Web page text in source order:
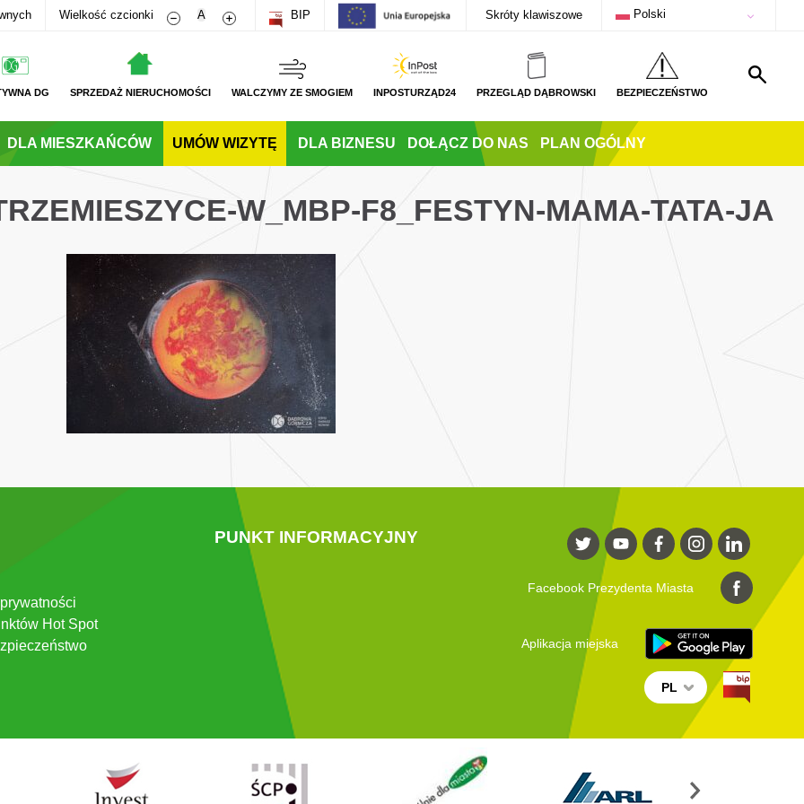
Wielkość czcionki Zmniejsz rozmiar czcionki
A Zwiększ rozmiar czcionki
BIP Skróty klawiszowe Polski
DG SPRZEDAŻ NIERUCHOMOŚCI WALCZYMY ZE SMOGIEM INPOSTURZĄD24 PRZEGLĄD DĄBROWSKI BEZPIECZEŃSTWO
DLA MIESZKAŃCÓW UMÓW WIZYTĘ DLA BIZNESU DOŁĄCZ DO NAS PLAN OGÓLNY
W_MBP-F8_FESTYN-MAMA-TATA-JA
Hot Spot
PUNKT INFORMACYJNY
Facebook Prezydenta Miasta
Aplikacja miejska
PL